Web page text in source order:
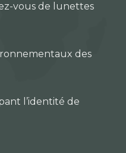
vous de lunettes
des
l’identité de